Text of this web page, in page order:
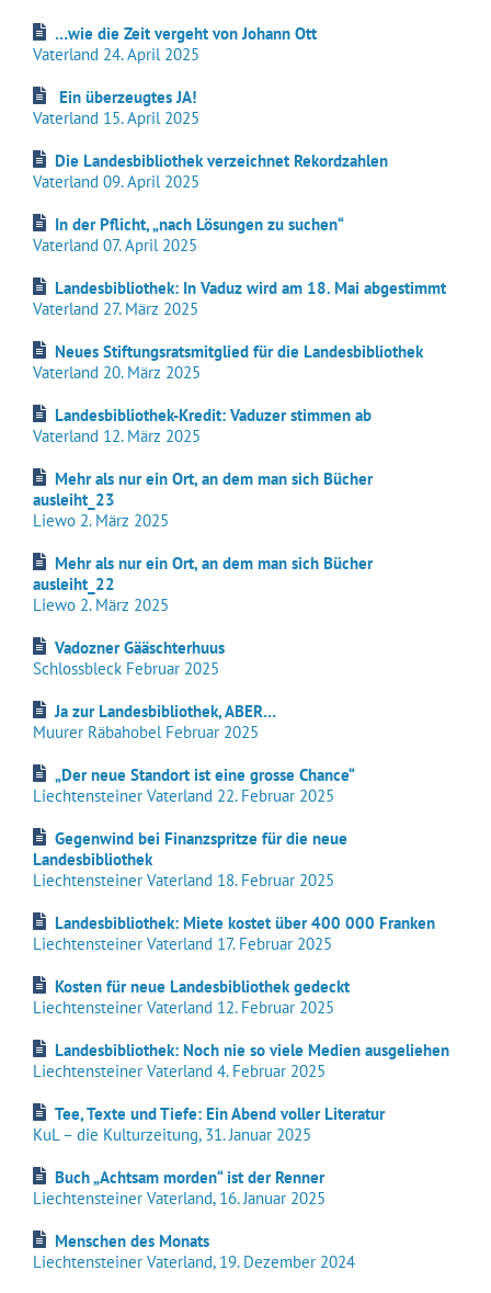
…wie die Zeit vergeht von Johann Ott
Vaterland 24. April 2025
Ein überzeugtes JA!
Vaterland 15. April 2025
Die Landesbibliothek verzeichnet Rekordzahlen
Vaterland 09. April 2025
In der Pflicht, „nach Lösungen zu suchen“
Vaterland 07. April 2025
Landesbibliothek: In Vaduz wird am 18. Mai abgestimmt
Vaterland 27. März 2025
Neues Stiftungsratsmitglied für die Landesbibliothek
Vaterland 20. März 2025
Landesbibliothek-Kredit: Vaduzer stimmen ab
Vaterland 12. März 2025
Mehr als nur ein Ort, an dem man sich Bücher
ausleiht_23
Liewo 2. März 2025
Mehr als nur ein Ort, an dem man sich Bücher
ausleiht_22
Liewo 2. März 2025
Vadozner Gääschterhuus
Schlossbleck Februar 2025
Ja zur Landesbibliothek, ABER…
Muurer Räbahobel Februar 2025
„Der neue Standort ist eine grosse Chance“
Liechtensteiner Vaterland 22. Februar 2025
Gegenwind bei Finanzspritze für die neue
Landesbibliothek
Liechtensteiner Vaterland 18. Februar 2025
Landesbibliothek: Miete kostet über 400 000 Franken
Liechtensteiner Vaterland 17. Februar 2025
Kosten für neue Landesbibliothek gedeckt
Liechtensteiner Vaterland 12. Februar 2025
Landesbibliothek: Noch nie so viele Medien ausgeliehen
Liechtensteiner Vaterland 4. Februar 2025
Tee, Texte und Tiefe: Ein Abend voller Literatur
KuL – die Kulturzeitung, 31. Januar 2025
Buch „Achtsam morden“ ist der Renner
Liechtensteiner Vaterland, 16. Januar 2025
Menschen des Monats
Liechtensteiner Vaterland, 19. Dezember 2024